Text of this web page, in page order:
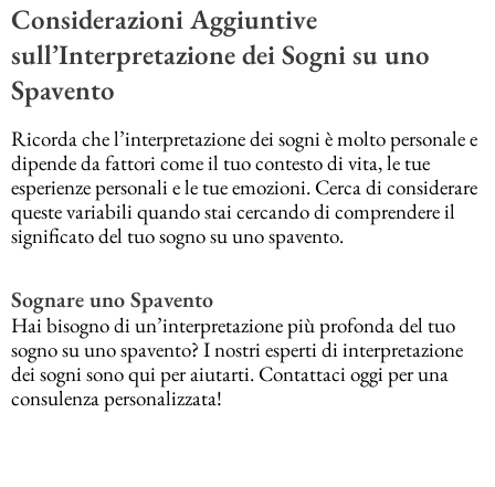
Considerazioni Aggiuntive
sull’Interpretazione dei Sogni su uno
Spavento
Ricorda che l’interpretazione dei sogni è molto personale e
dipende da fattori come il tuo contesto di vita, le tue
esperienze personali e le tue emozioni. Cerca di considerare
queste variabili quando stai cercando di comprendere il
significato del tuo sogno su uno spavento.
Sognare uno Spavento
Hai bisogno di un’interpretazione più profonda del tuo
sogno su uno spavento? I nostri esperti di interpretazione
dei sogni sono qui per aiutarti. Contattaci oggi per una
consulenza personalizzata!